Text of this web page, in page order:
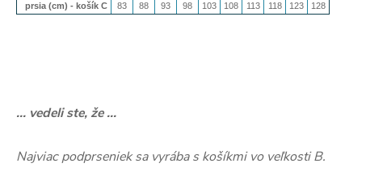
prsia (cm) - košík C
83
88
93
98
103
108
113
118
123
128
... vedeli ste, že ...
Najviac podprseniek sa vyrába s košíkmi vo veľkosti B.